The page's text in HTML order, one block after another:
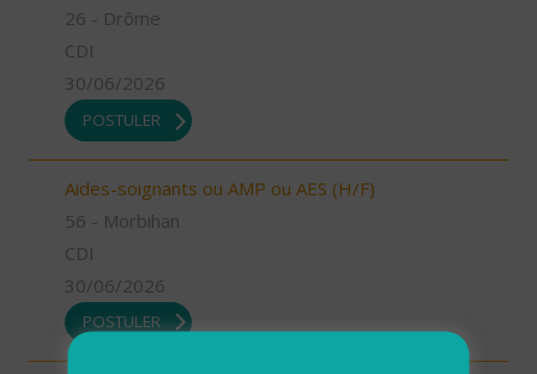
26 - Drôme
CDI
30/06/2026
POSTULER
Aides-soignants ou AMP ou AES (H/F)
56 - Morbihan
CDI
30/06/2026
POSTULER